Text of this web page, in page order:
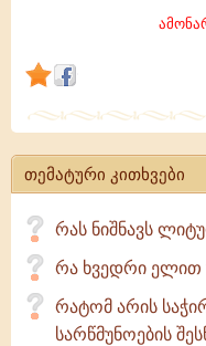
მის
კანონებს
კი
უარყოდენ.
თემატური კითხვები
რას ნიშნავს
რა ხვედრი ელით
რატომ არის
სარწმუნოების